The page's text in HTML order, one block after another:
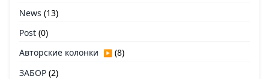
News (13)
Post (0)
Авторские колонки ▶ (8)
ЗАБОР (2)